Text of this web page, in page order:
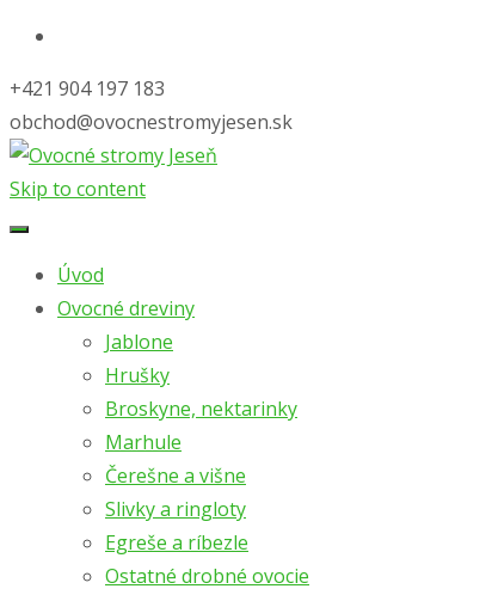
+421 904 197 183
obchod@ovocnestromyjesen.sk
Skip to content
Úvod
Ovocné dreviny
Jablone
Hrušky
Broskyne, nektarinky
Marhule
Čerešne a višne
Slivky a ringloty
Egreše a ríbezle
Ostatné drobné ovocie